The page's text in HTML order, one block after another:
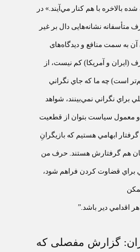
شده بالاخره با هم كنار مي‌آيند.» در
نشانه‌هايی دال بر غير
به سمت منافع و ديدگاه‌های
(ايران و آمريکا) كم نيست،از
است) چه ما كه جاي نگراني
براي نگراني نمي‌بينند، شواهد
معمول سياست بتوان از قطعيت
ابهامي هستيم كه بازيگرانِ
هم گرفتارش هستند. حرف من
براي قضاوت كردن فراهم شود،
اقدامي دير باشد.”
گزارش مفصلی که